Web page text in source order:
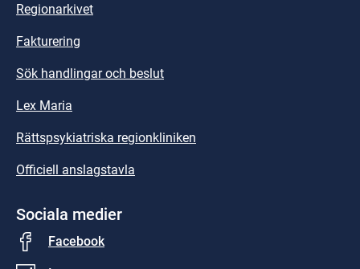
Regionarkivet
Fakturering
Sök handlingar och beslut
Lex Maria
Rättspsykiatriska regionkliniken
Officiell anslagstavla
Sociala medier
Facebook